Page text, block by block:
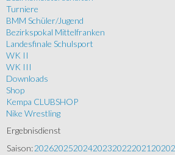
Turniere
BMM Schüler/Jugend
Bezirkspokal Mittelfranken
Landesfinale Schulsport
WK II
WK III
Downloads
Shop
Kempa CLUBSHOP
Nike Wrestling
Ergebnisdienst
Saison:202620252024202320222021 2020